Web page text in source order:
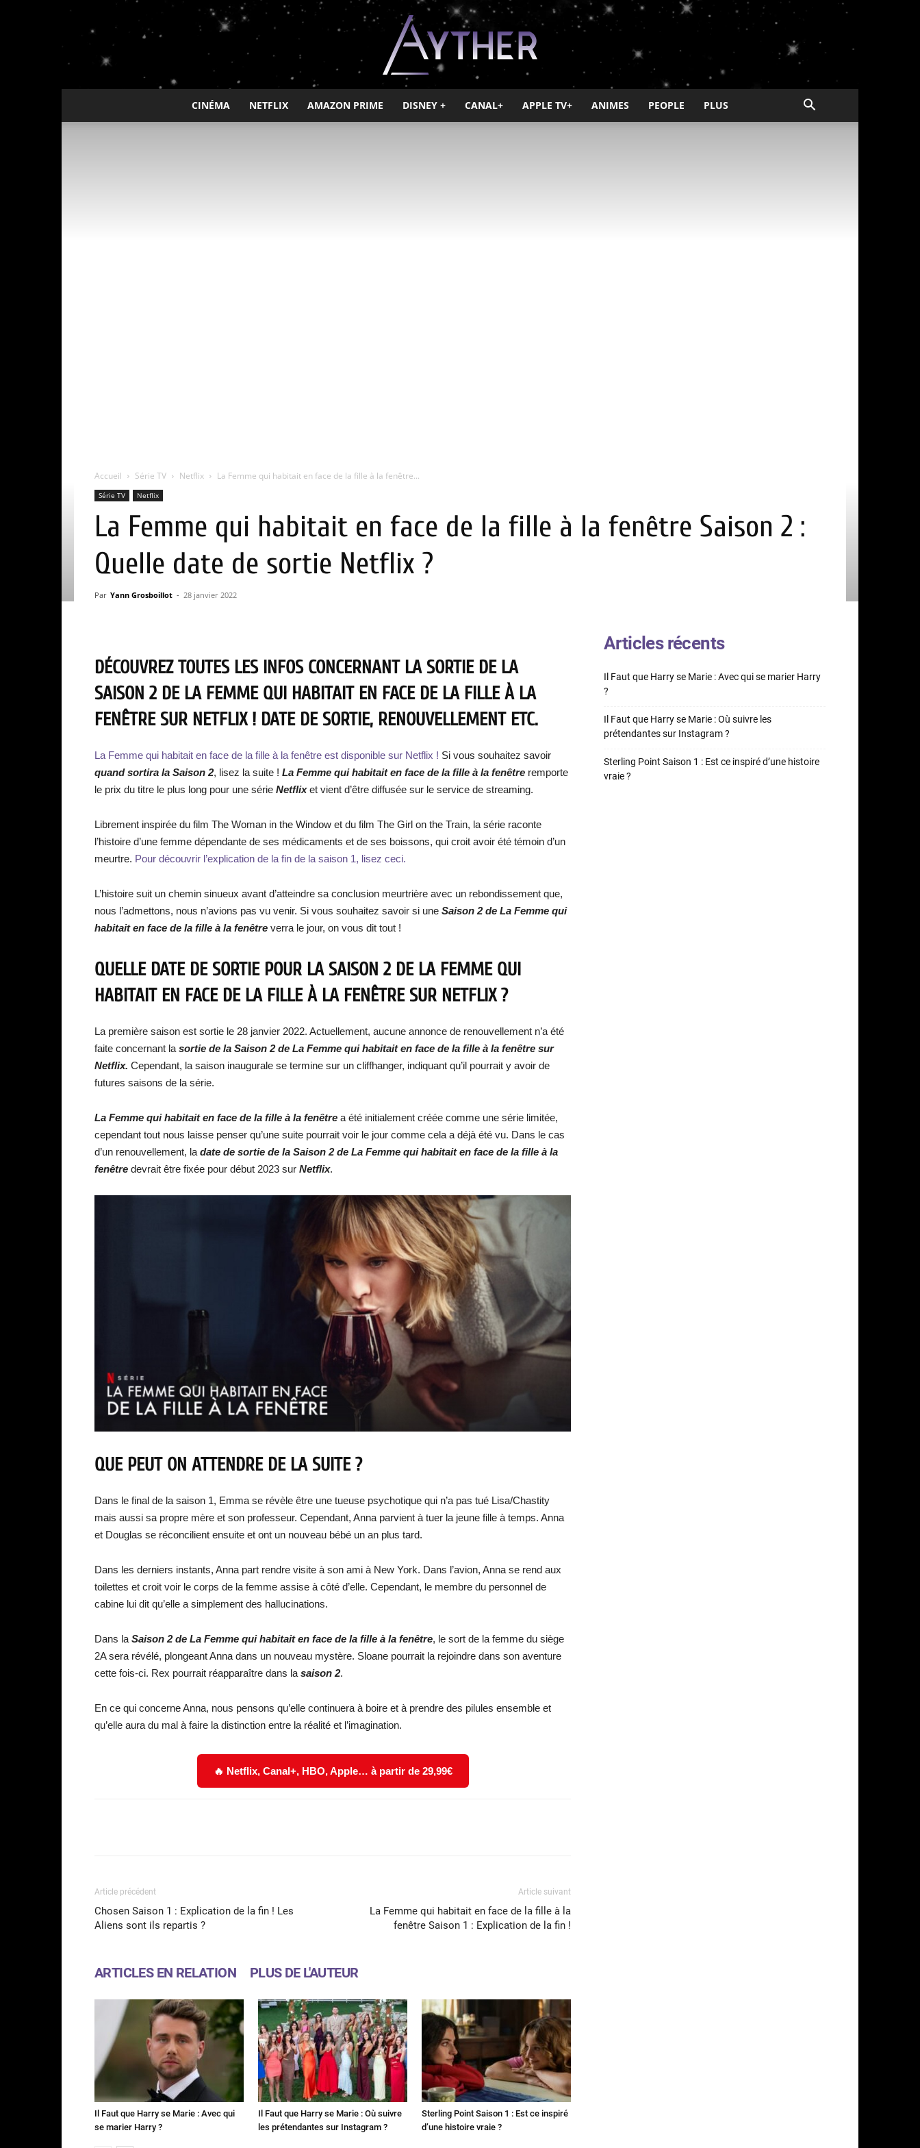
Ayther
CINÉMA NETFLIX AMAZON PRIME DISNEY + CANAL+ APPLE TV+ ANIMES PEOPLE PLUS
Accueil Série TV Netflix La Femme qui habitait en face de la fille à la fenêtre...
Série TV Netflix
La Femme qui habitait en face de la fille à la fenêtre Saison 2 :
Quelle date de sortie Netflix ?
Par Yann Grosboillot - 28 janvier 2022
DÉCOUVREZ TOUTES LES INFOS CONCERNANT LA SORTIE DE LA
SAISON 2 DE LA FEMME QUI HABITAIT EN FACE DE LA FILLE À LA
FENÊTRE SUR NETFLIX ! DATE DE SORTIE, RENOUVELLEMENT ETC.
La Femme qui habitait en face de la fille à la fenêtre est disponible sur Netflix ! Si vous souhaitez savoir
quand sortira la Saison 2, lisez la suite ! La Femme qui habitait en face de la fille à la fenêtre remporte
le prix du titre le plus long pour une série Netflixet vient d’être diffusée sur le service de streaming.
Librement inspirée du film The Woman in the Window et du film The Girl on the Train, la série raconte
l’histoire d’une femme dépendante de ses médicaments et de ses boissons, qui croit avoir été témoin d’un
meurtre. Pour découvrir l’explication de la fin de la saison 1, lisez ceci.
L’histoire suit un chemin sinueux avant d’atteindre sa conclusion meurtrière avec un rebondissement que,
nous l’admettons, nous n’avions pas vu venir. Si vous souhaitez savoir si une Saison 2 de La Femme qui
habitait en face de la fille à la fenêtre verra le jour, on vous dit tout !
QUELLE DATE DE SORTIE POUR LA SAISON 2 DE LA FEMME QUI
HABITAIT EN FACE DE LA FILLE À LA FENÊTRE SUR NETFLIX ?
La première saison est sortie le 28 janvier 2022. Actuellement, aucune annonce de renouvellement n’a été
faite concernant la sortie de la Saison 2 de La Femme qui habitait en face de la fille à la fenêtre sur
Netflix. Cependant, la saison inaugurale se termine sur un cliffhanger, indiquant qu’il pourrait y avoir de
futures saisons de la série.
La Femme qui habitait en face de la fille à la fenêtre a été initialement créée comme une série limitée,
cependant tout nous laisse penser qu’une suite pourrait voir le jour comme cela a déjà été vu. Dans le cas
d’un renouvellement, la date de sortie de la Saison 2 de La Femme qui habitait en face de la fille à la
fenêtre devrait être fixée pour début 2023 sur Netflix.
QUE PEUT ON ATTENDRE DE LA SUITE ?
Dans le final de la saison 1, Emma se révèle être une tueuse psychotique qui n’a pas tué Lisa/Chastity
mais aussi sa propre mère et son professeur. Cependant, Anna parvient à tuer la jeune fille à temps. Anna
et Douglas se réconcilient ensuite et ont un nouveau bébé un an plus tard.
Dans les derniers instants, Anna part rendre visite à son ami à New York. Dans l’avion, Anna se rend aux
toilettes et croit voir le corps de la femme assise à côté d’elle. Cependant, le membre du personnel de
cabine lui dit qu’elle a simplement des hallucinations.
Dans la Saison 2 de La Femme qui habitait en face de la fille à la fenêtre, le sort de la femme du siège
2A sera révélé, plongeant Anna dans un nouveau mystère. Sloane pourrait la rejoindre dans son aventure
cette fois-ci. Rex pourrait réapparaître dans la saison 2.
En ce qui concerne Anna, nous pensons qu’elle continuera à boire et à prendre des pilules ensemble et
qu’elle aura du mal à faire la distinction entre la réalité et l’imagination.
🔥 Netflix, Canal+, HBO, Apple… à partir de 29,99€
Article précédent
Chosen Saison 1 : Explication de la fin ! Les
Aliens sont ils repartis ?
Article suivant
La Femme qui habitait en face de la fille à la
fenêtre Saison 1 : Explication de la fin !
ARTICLES EN RELATION PLUS DE L'AUTEUR
Il Faut que Harry se Marie : Avec qui
se marier Harry ?
Il Faut que Harry se Marie : Où suivre
les prétendantes sur Instagram ?
Sterling Point Saison 1 : Est ce inspiré
d’une histoire vraie ?
Articles récents
Il Faut que Harry se Marie : Avec qui se marier Harry
?
Il Faut que Harry se Marie : Où suivre les
prétendantes sur Instagram ?
Sterling Point Saison 1 : Est ce inspiré d’une histoire
vraie ?